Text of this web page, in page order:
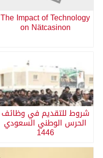
The Impact of Technology
on Nätcasinon
شروط للتقديم في وظائف
الحرس الوطني السعودي
1446